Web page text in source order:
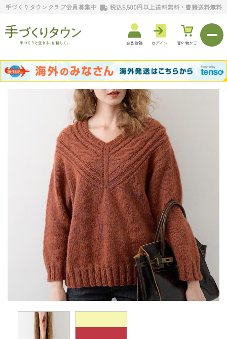
手づくりタウンクラブ会員募集中 税込5,500円以上送料無料・書籍送料無料
会員登録 ログイン 買い物かご